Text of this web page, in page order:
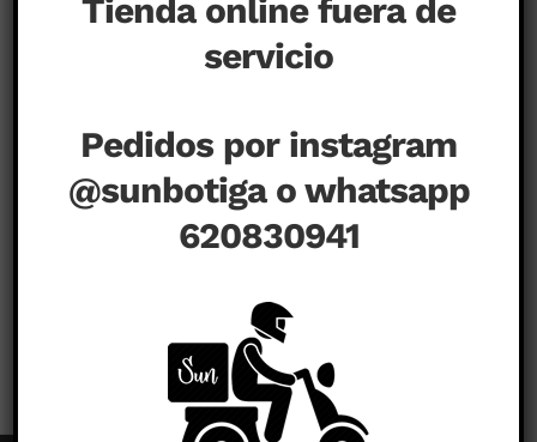
noviembre 17th, 2022 | Comentarios desactivados
Tienda online fuera de
servicio
Pedidos por instagram
@sunbotiga o whatsapp
620830941